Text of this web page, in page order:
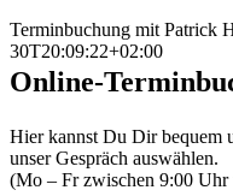
Terminbuchung mit Patrick
30T20:09:22+02:00
Online-
Hier kannst Du Dir bequem
unser Gespräch auswählen.
(Mo – Fr zwischen 9:00